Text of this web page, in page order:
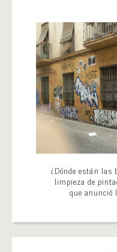
¿Dónde están las
limpieza de
que anunció